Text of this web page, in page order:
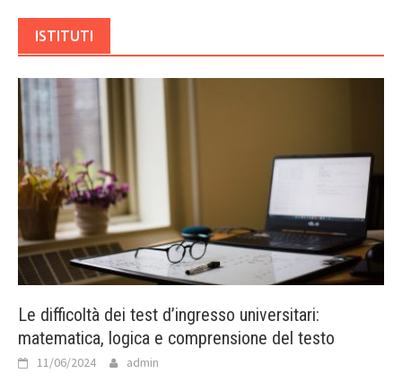
ISTITUTI
Le difficoltà dei test d’ingresso universitari:
matematica, logica e comprensione del testo
11/06/2024 admin